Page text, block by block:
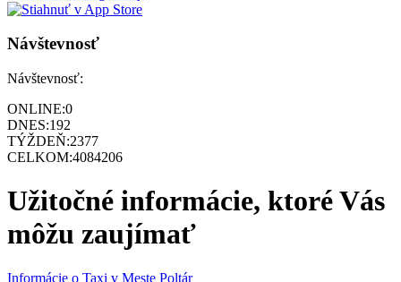
Návštevnosť
Návštevnosť:
ONLINE:0
DNES:192
TÝŽDEŇ:2377
CELKOM:4084206
Užitočné informácie, ktoré Vás
môžu zaujímať
Informácie o Taxi v Meste Poltár